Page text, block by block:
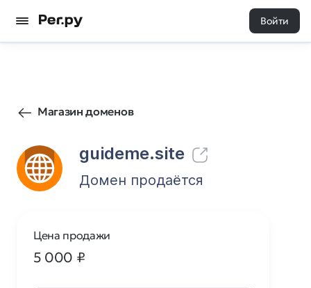
Войти
Магазин доменов
guideme.site
49 0
Домен продаётся
Цена продажи
5 000 ₽